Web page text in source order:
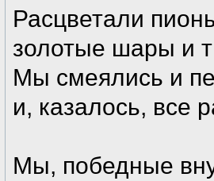
Расцветали
золотые шары и
Мы смеялись и
и, казалось, все
Мы, победные